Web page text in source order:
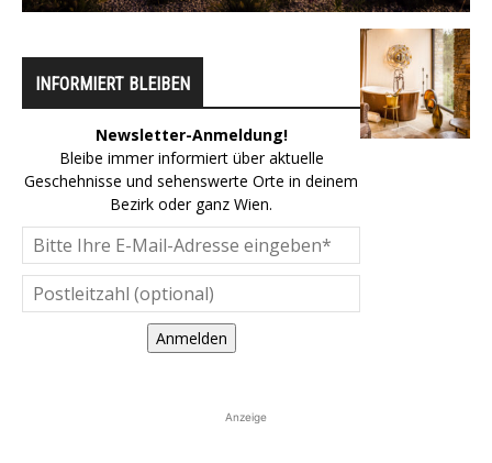
INFORMIERT BLEIBEN
Newsletter-Anmeldung!
Bleibe immer informiert über aktuelle
Geschehnisse und sehenswerte Orte in deinem
Bezirk oder ganz Wien.
Anmelden
Anzeige